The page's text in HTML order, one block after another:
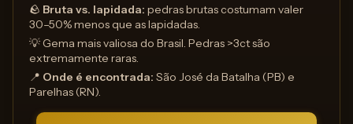
🪨 Bruta vs. lapidada: pedras brutas costumam valer
30–50% menos que as lapidadas.
💡 Gema mais valiosa do Brasil. Pedras >3ct são
extremamente raras.
📍 Onde é encontrada: São José da Batalha (PB) e
Parelhas (RN).